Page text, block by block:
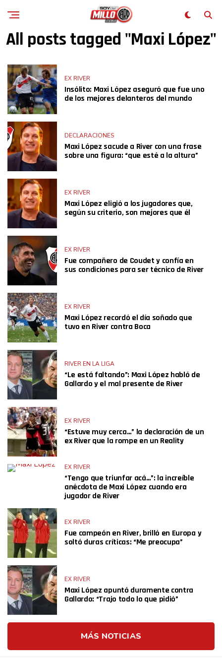
All posts tagged "Maxi López"
EX RIVER
Insólito: Maxi López aseguró que fue uno
de los mejores delanteros del mundo
DECLARACIONES
Maxi López sacude a River con una frase
sobre una figura: “que esté a la altura”
EX RIVER
Maxi López eligió a los jugadores que,
según su criterio, son mejores que él
EX RIVER
Fue compañero de Coudet y confía en
sus condiciones para ser técnico de River
EX RIVER
Maxi López recordó el día soñado que
tuvo en River contra Boca
RIVER EN LA LIGA
“Le está faltando”: Maxi López habló de
Gallardo y el mal presente de River
EX RIVER
“Estuve muy cerca…” la declaración de un
ex River que la rompe en un Reality
EX RIVER
“Tengo que triunfar acá…”: la increíble
anécdota de Maxi López cuando era
jugador de River
EX RIVER
Fue campeón en River, brilló en Europa y
soltó duras críticas: “Me preocupa”
EX RIVER
Maxi López apuntó duramente contra
Gallardo: “Trajo todo lo que pidió”
MÁS NOTICIAS